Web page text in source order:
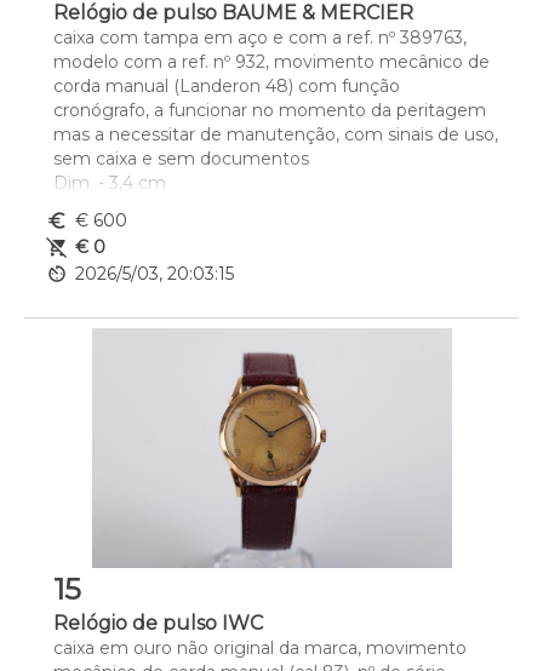
Relógio de pulso BAUME & MERCIER
caixa com tampa em aço e com a ref. nº 389763,
modelo com a ref. nº 932, movimento mecânico de
corda manual (Landeron 48) com função
cronógrafo, a funcionar no momento da peritagem
mas a necessitar de manutenção, com sinais de uso,
sem caixa e sem documentos
Dim. - 3,4 cm
euro_symbol € 600
remove_shopping_cart € 0
av_timer 2026/5/03, 20:03:15
15
Relógio de pulso IWC
caixa em ouro não original da marca, movimento